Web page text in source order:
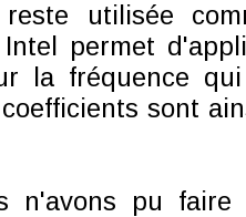
reste utilisée
permet
la fréquence
sont
n'avons pu faire